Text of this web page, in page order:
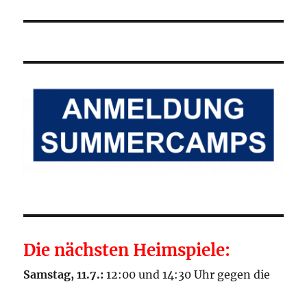
Die nächsten Heimspiele:
Samstag, 11.7.: 12:00 und 14:30 Uhr gegen die